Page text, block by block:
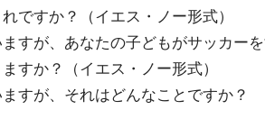
ですか？（イエス・ノー形式）
すが、あなたの子どもがサッカー
すか？（イエス・ノー形式）
すが、それはどんなことですか？